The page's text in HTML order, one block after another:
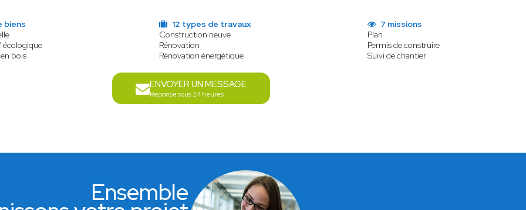
biens
écologique
bois
12 types de travaux
Construction neuve
Rénovation
Rénovation énergétique
7 missions
Plan
Permis de construire
Suivi de chantier
ENVOYER UN MESSAGE
Réponse sous 24 heures
Ensemble